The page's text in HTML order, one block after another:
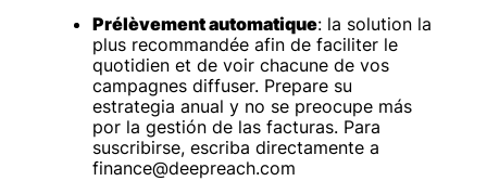
Prélèvement automatique: la solution la
plus recommandée afin de faciliter le
quotidien et de voir chacune de vos
campagnes diffuser. Prepare su
estrategia anual y no se preocupe más
por la gestión de las facturas. Para
suscribirse, escriba directamente a
finance@deepreach.com‍